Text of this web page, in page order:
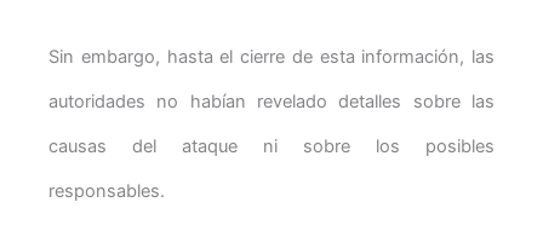
Sin embargo, hasta el cierre de esta información, las
autoridades no habían revelado detalles sobre las
causas del ataque ni sobre los posibles
responsables.